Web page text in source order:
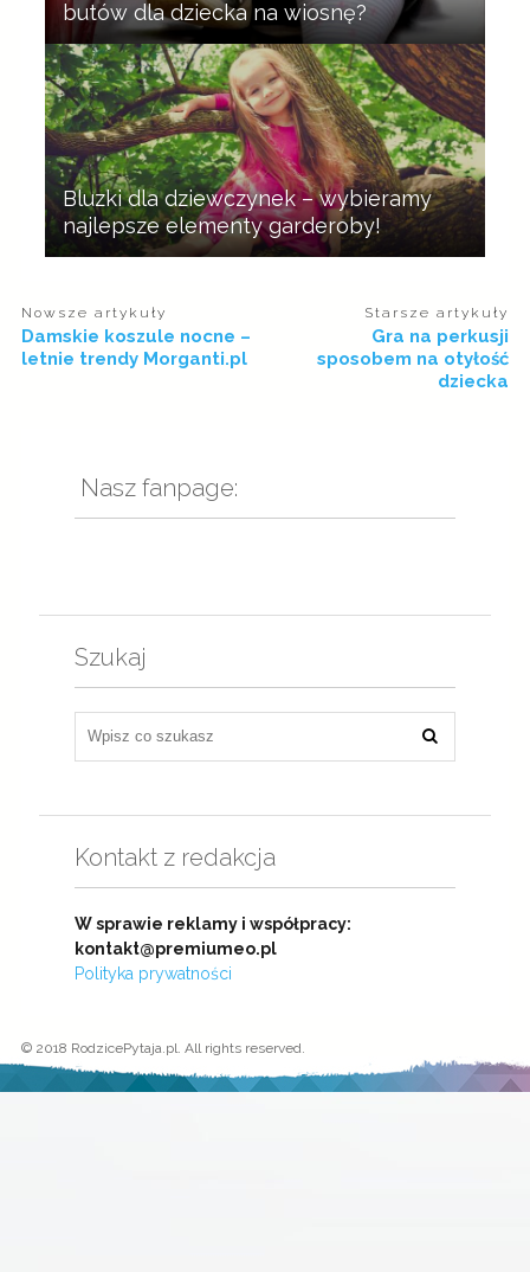
butów dla dziecka na wiosnę?
Bluzki dla dziewczynek – wybieramy
najlepsze elementy garderoby!
Nowsze artykuły
Damskie koszule nocne –
letnie trendy Morganti.pl
Starsze artykuły
Gra na perkusji
sposobem na otyłość
dziecka
Nasz fanpage:
Szukaj
Kontakt z redakcja
W sprawie reklamy i współpracy:
kontakt@premiumeo.pl
Polityka prywatności
© 2018 RodzicePytaja.pl. All rights reserved.